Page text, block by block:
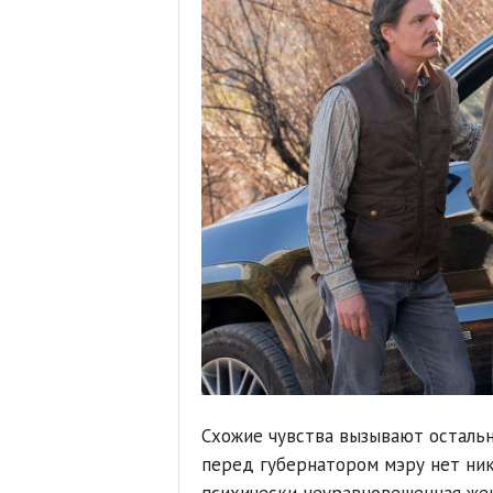
Схожие чувства вызывают
перед губернатором мэру нет